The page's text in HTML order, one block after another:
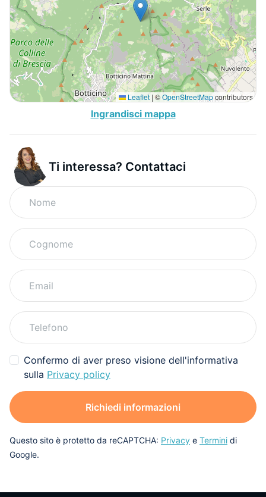
Leaflet | ©OpenStreetMapcontributors
Ingrandisci mappa
Ti interessa? Contattaci
Confermo di aver preso visione dell'informativa
sulla Privacy policy
Richiedi informazioni
Questo sito è protetto da reCAPTCHA: Privacy e Termini di
Google.